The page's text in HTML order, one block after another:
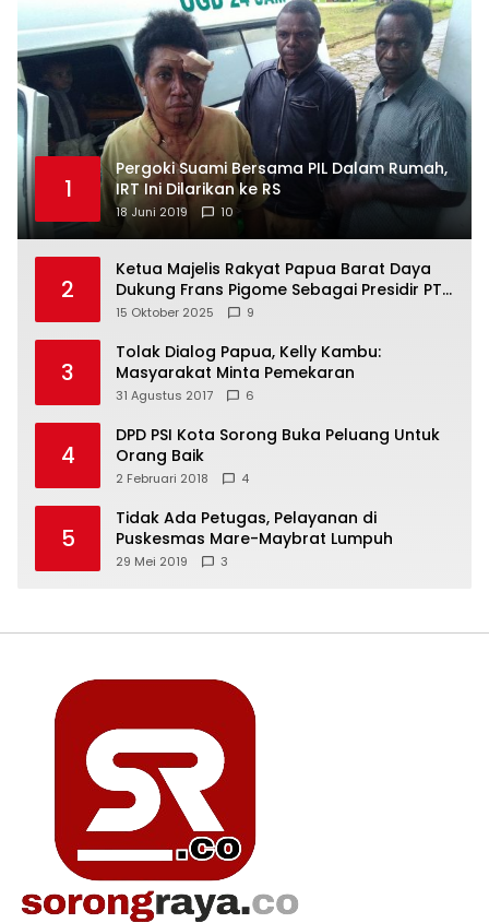
1
Pergoki Suami Bersama PIL Dalam Rumah,
IRT Ini Dilarikan ke RS
18 Juni 2019 10
2
Ketua Majelis Rakyat Papua Barat Daya
Dukung Frans Pigome Sebagai Presidir PT
Freeport Indonesia
15 Oktober 2025 9
3
Tolak Dialog Papua, Kelly Kambu:
Masyarakat Minta Pemekaran
31 Agustus 2017 6
4
DPD PSI Kota Sorong Buka Peluang Untuk
Orang Baik
2 Februari 2018 4
5
Tidak Ada Petugas, Pelayanan di
Puskesmas Mare-Maybrat Lumpuh
29 Mei 2019 3